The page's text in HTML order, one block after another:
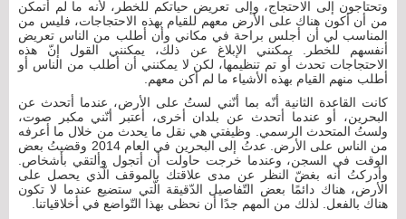
وتحتاجون إلى الاحتجاج، وإلى تعريض حياتكم للخطر، لأنه ما لم أتمكن
من أن أكون هناك على الأرض معهم للقيام بهذه الاحتجاجات، فليس من
المناسب لي أن أجلس براحة في مكاني وأن أطلب من الناس تعريض
أنفسهم للخطر. يمكنني الإبلاغ عن ذلك، يمكنني القول إنّ هذه
الاحتجاجات تحدث أو تم تنظيمها، لكن لا يمكنني أن أطلب من الناس أو
أطلب منهم القيام بهذه الأشياء ما لم أكن معهم.
كانت القاعدة الثانية أنّه بما أنّني لستُ على الأرض، عندما أتحدث عن
البحرين، أو عندما أتحدث عن بلدان أخرى، أعتبر أنّني مكبر صوت،
ولستُ المتحدث الرسمي. وظيفتي هي نقل ما يحدث من خلال ما أعرفه
من الناس على الأرض. عدتُ إلى البحرين في العام 2014 وقضيتُ بعض
الوقت في السجن، وعندما خرجت حاولت أن أتجول وألتقي بأشخاص.
وأدركتُ أنه بغضّ النظر عن مدى علاقتك بالموقف الّذي يحصل على
الأرض، هناك دائمًا بعض التّفاصيل الدّقيقة الّتي ستضيع عندما لا تكون
هناك بالفعل. لذلك من المهم جدًا أن نحظى بهذا التّواضع في أخلاقياتنا.